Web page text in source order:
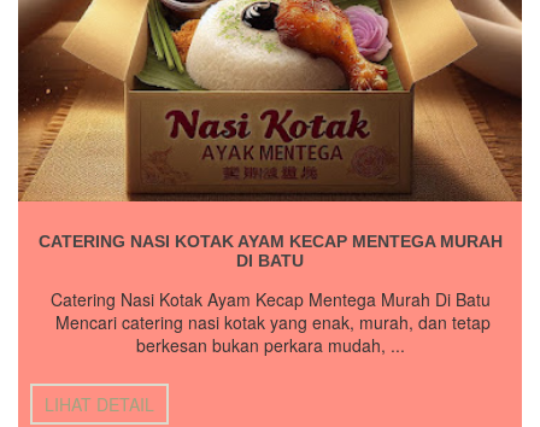
CATERING NASI KOTAK AYAM KECAP MENTEGA MURAH
DI BATU
Catering Nasi Kotak Ayam Kecap Mentega Murah Di Batu
Mencari catering nasi kotak yang enak, murah, dan tetap
berkesan bukan perkara mudah, ...
LIHAT DETAIL